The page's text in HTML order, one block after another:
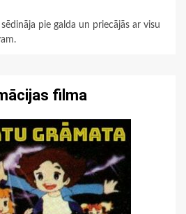
pie galda un priecājās ar visu
filma